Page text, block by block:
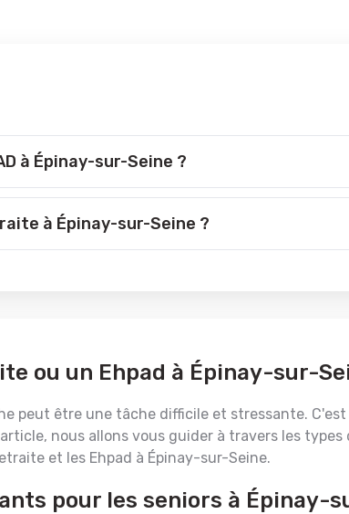
à Épinay-sur-Seine ?
à Épinay-sur-Seine ?
ou un Ehpad à Épinay-sur-
peut être une tâche difficile et stressante.
nous allons vous guider à travers les types
et les Ehpad à Épinay-sur-Seine.
pour les seniors à Épinay-